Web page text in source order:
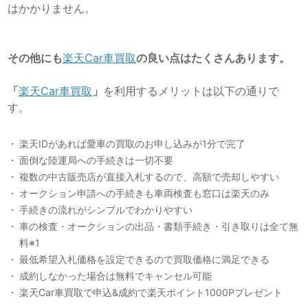
はかかりません。
その他にも楽天Car車買取の良い点はたくさんあります。
「楽天Car車買取 」 を利用するメリットは以下の通りで
す。
楽天IDがあれば愛車の買取のお申し込みが1分で完了
面倒な陸運局への手続きは一切不要
複数の中古販売店が直接入札するので、高額で売却しやすい
オークション申請への手続きも車両検査も窓口は楽天のみ
手続きの流れがシンプルでわかりやすい
車の検査・オークションの出品・書類手続き・引き取りは全て無
料※1
最低希望入札価格を設定できるので買取価格に満足できる
成約しなかった場合は無料でキャンセル可能
楽天Car車買取で申込&成約で楽天ポイント1000Pプレゼント